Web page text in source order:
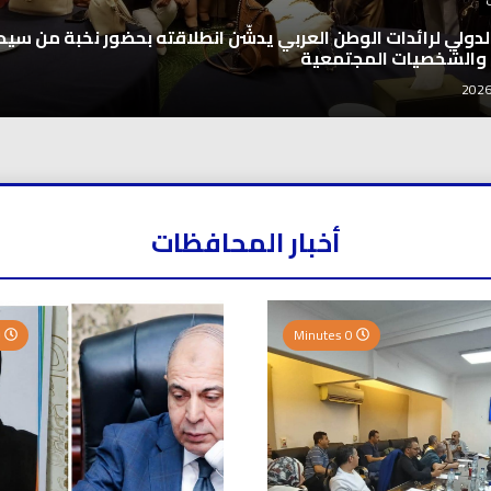
الدولي لرائدات الوطن العربي يدشّن انطلاقته بحضور نخبة من
والشخصيات المجتمعية
أخبار المحافظات